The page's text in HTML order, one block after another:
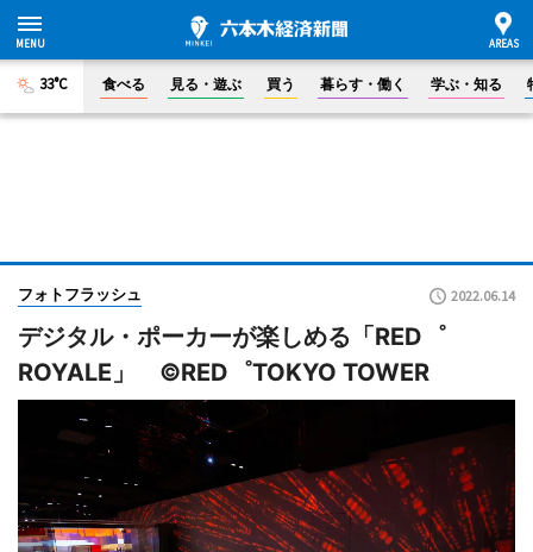
33°C 食べる 見る・遊ぶ 買う 暮らす・働く 学ぶ・知る
フォトフラッシュ 2022.06.14
デジタル・ポーカーが楽しめる「RED゜
ROYALE」 ©RED゜TOKYO TOWER